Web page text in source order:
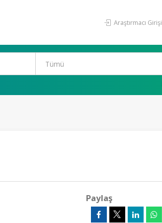
Araştırmacı Girişi
Paylaş